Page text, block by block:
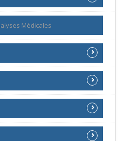
Médicales